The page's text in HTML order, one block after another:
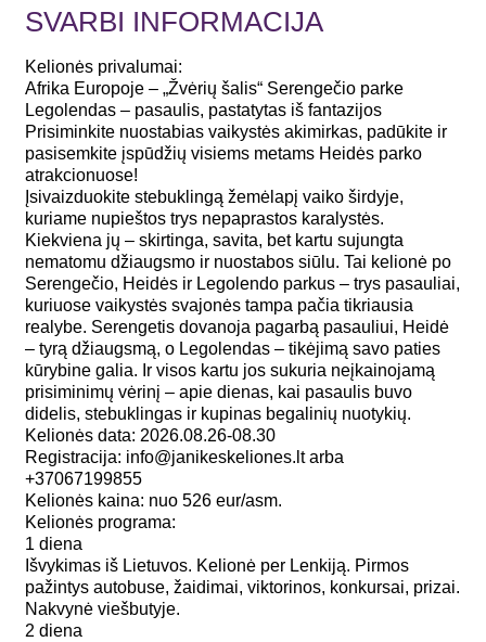
SVARBI INFORMACIJA
Kelionės privalumai:
Afrika Europoje – „Žvėrių šalis“ Serengečio parke
Legolendas – pasaulis, pastatytas iš fantazijos
Prisiminkite nuostabias vaikystės akimirkas, padūkite ir
pasisemkite įspūdžių visiems metams Heidės parko
atrakcionuose!
Įsivaizduokite stebuklingą žemėlapį vaiko širdyje,
kuriame nupieštos trys nepaprastos karalystės.
Kiekviena jų – skirtinga, savita, bet kartu sujungta
nematomu džiaugsmo ir nuostabos siūlu. Tai kelionė po
Serengečio, Heidės ir Legolendo parkus – trys pasauliai,
kuriuose vaikystės svajonės tampa pačia tikriausia
realybe. Serengetis dovanoja pagarbą pasauliui, Heidė
– tyrą džiaugsmą, o Legolendas – tikėjimą savo paties
kūrybine galia. Ir visos kartu jos sukuria neįkainojamą
prisiminimų vėrinį – apie dienas, kai pasaulis buvo
didelis, stebuklingas ir kupinas begalinių nuotykių.
Kelionės data: 2026.08.26-08.30
Registracija: info@janikeskeliones.lt arba
+37067199855
Kelionės kaina: nuo 526 eur/asm.
Kelionės programa:
1 diena
Išvykimas iš Lietuvos. Kelionė per Lenkiją. Pirmos
pažintys autobuse, žaidimai, viktorinos, konkursai, prizai.
Nakvynė viešbutyje.
2 diena